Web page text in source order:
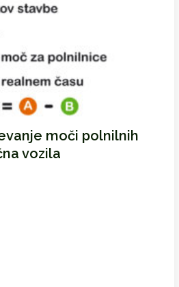
moči polnilnih
vozila